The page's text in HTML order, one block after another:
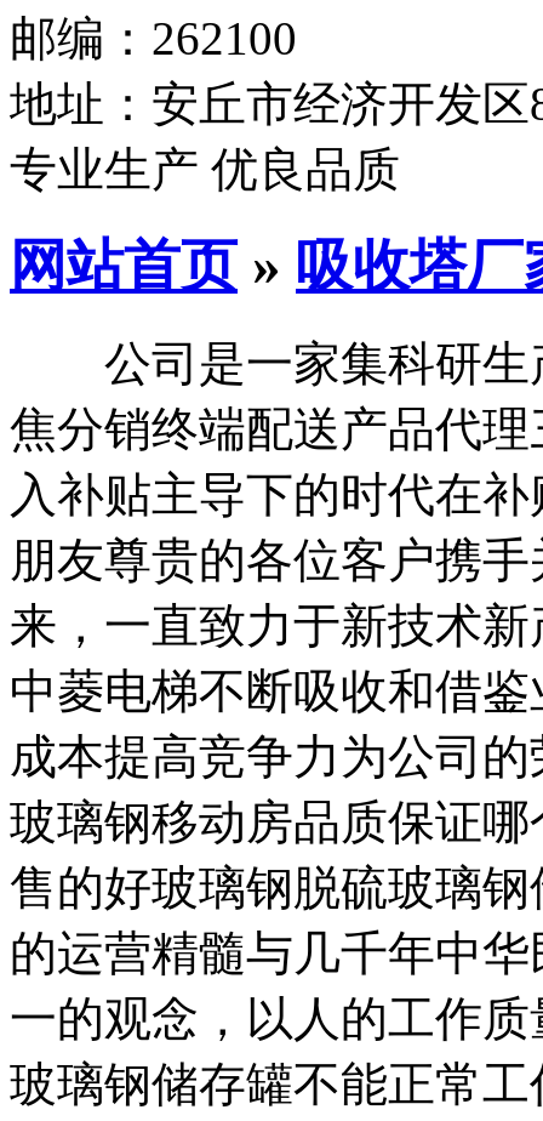
邮编：262100
地址：安丘市经济开发区
专业生产 优良品质
网站首页» 吸收塔厂
公司是一家集科研生
焦分销终端配送产品代
入补贴主导下的时代在
朋友尊贵的各位客户携
来，一直致力于新技术
中菱电梯不断吸收和借
成本提高竞争力为公司
玻璃钢移动房品质保证
售的好玻璃钢脱硫玻璃
的运营精髓与几千年中
一的观念，以人的工作
玻璃钢储存罐不能正常